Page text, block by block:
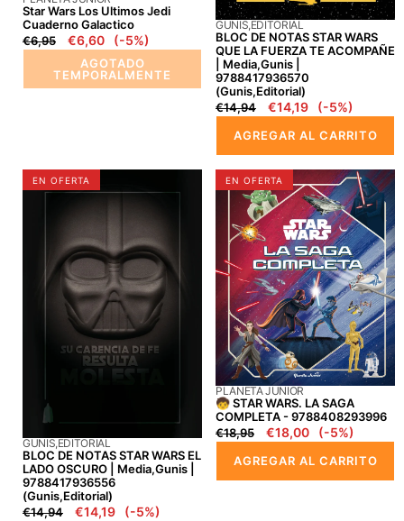
Star Wars Los Ultimos Jedi
Cuaderno Galactico
Precio
€6,95
Precio
oferta
€6,60 (-5%)
AGOTADO
TEMPORALMENTE
9788417936570
(Gunis,editorial)
PROVEEDOR:
GUNIS,EDITORIAL
BLOC DE NOTAS STAR WARS
QUE LA FUERZA TE ACOMPAÑE
| Media,gunis |
9788417936570
(Gunis,editorial)
Precio
€14,94
Precio
oferta
€14,19 (-5%)
AGREGAR AL CARRITO
BLOC
WARS
OSCURO
Media,gunis
9788417936556
(Gunis,editorial)
EN OFERTA
PROVEEDOR:
GUNIS,EDITORIAL
BLOC DE NOTAS STAR WARS EL
LADO OSCURO | Media,gunis |
9788417936556
(Gunis,editorial)
Precio
€14,94
Precio
€14,19 (-5%)
🧒
STAR
WARS.
LA
SAGA
COMPLETA
-
9788408293996
EN OFERTA
PROVEEDOR:
PLANETA JUNIOR
🧒 STAR WARS. LA SAGA
COMPLETA - 9788408293996
Precio
€18,95
Precio
oferta
€18,00 (-5%)
AGREGAR AL CARRITO